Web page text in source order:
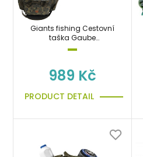
Giants fishing Cestovní
taška Gaube
Medium/Termo Carryall
989 Kč
PRODUCT DETAIL